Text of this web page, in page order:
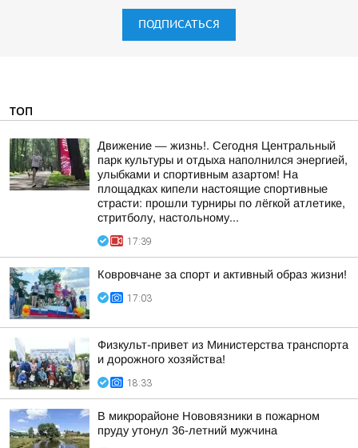
ПОДПИСАТЬСЯ
ТОП
Движение — жизнь!. Сегодня Центральный
парк культуры и отдыха наполнился энергией,
улыбками и спортивным азартом! На
площадках кипели настоящие спортивные
страсти: прошли турниры по лёгкой атлетике,
стритболу, настольному...
17:39
Ковровчане за спорт и активный образ жизни!
17:03
Физкульт-привет из Министерства транспорта
и дорожного хозяйства!
18:33
В микрорайоне Нововязники в пожарном
пруду утонул 36-летний мужчина